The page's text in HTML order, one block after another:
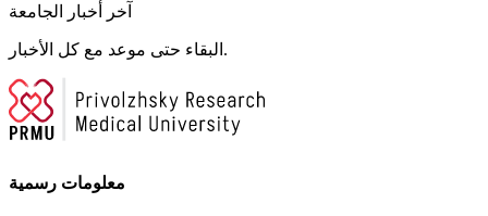
آخر أخبار الجامعة
البقاء حتى موعد مع كل الأخبار.
معلومات رسمية